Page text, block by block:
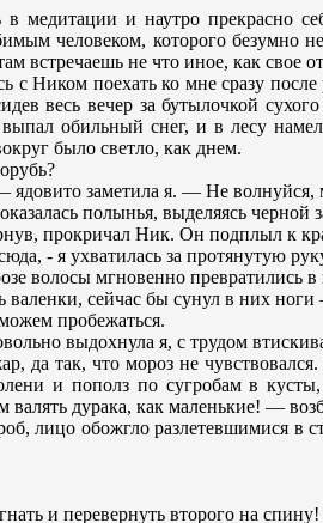
медитации и наутро прекрасно
человеком, которого безумно
встречаешь не что иное, как
Ником поехать ко мне сразу
весь вечер за бутылочкой
обильный снег, и в лесу
было светло, как днем.
ядовито заметила я. — Не
полынья, выделяясь черной
прокричал Ник. Он подплыл к
- я ухватилась за протянутую
волосы мгновенно превратились в
валенки, сейчас бы сунул в них
пробежаться.
выдохнула я, с трудом
да так, что мороз не
и пополз по сугробам в
валять дурака, как маленькие! —
лицо обожгло разлетевшимися в
и перевернуть второго на спину!